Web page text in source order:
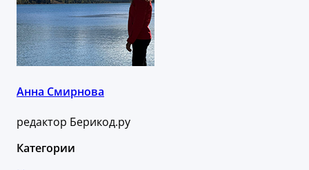
Анна Смирнова
редактор Берикод.ру
Категории